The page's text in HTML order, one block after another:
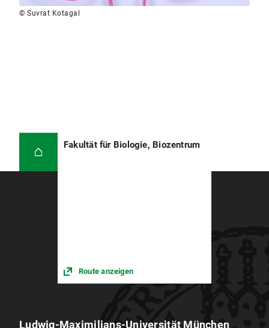
© Suvrat Kotagal
Fakultät für Biologie, Biozentrum
Route anzeigen
Ludwig-Maximilians-Universität München